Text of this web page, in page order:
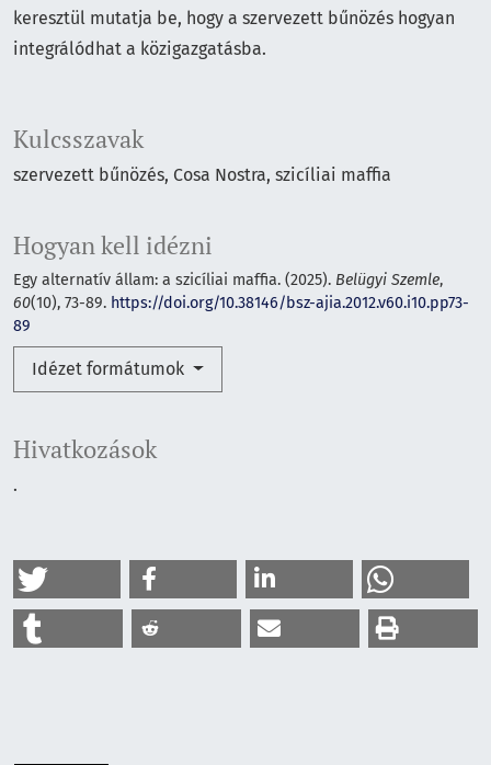
Kulcsszavak
szervezett bűnözés Cosa Nostra szicíliai maffia
Hogyan kell idézni
Egy alternatív állam: a szicíliai maffia. (2025). Belügyi Szemle,
60(10), 73-89. https://doi.org/10.38146/bsz-ajia.2012.v60.i10.pp73-
89
Idézet formátumok
keresztül mutatja be, hogy a szervezett bűnözés hogyan
integrálódhat a közigazgatásba.
Hivatkozások
.